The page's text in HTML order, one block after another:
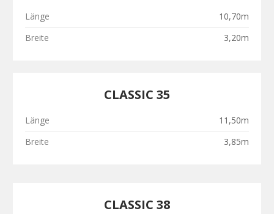
Länge
10,70m
Breite
3,20m
CLASSIC 35
Länge
11,50m
Breite
3,85m
CLASSIC 38